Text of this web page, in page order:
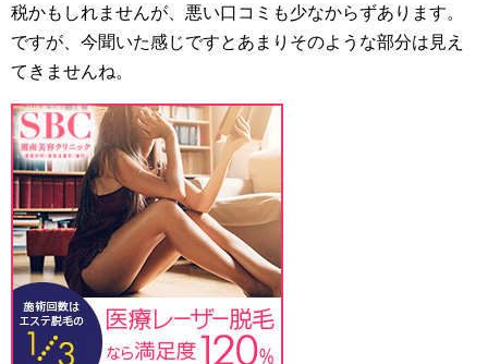
税かもしれませんが、悪い口コミも少なからずあります。
ですが、今聞いた感じですとあまりそのような部分は見え
てきませんね。